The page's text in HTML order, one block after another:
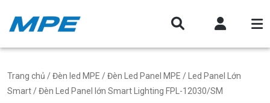
Trang chủ /Đèn led MPE /Đèn Led Panel MPE /
Led Panel Lớn
Smart / Đèn Led Panel lớn Smart Lighting FPL-12030/SM